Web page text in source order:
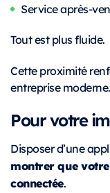
Service après-
Tout est plus fluide.
Cette proximité
entreprise moderne.
Pour votre
Disposer d’une
montrer que
connectée.